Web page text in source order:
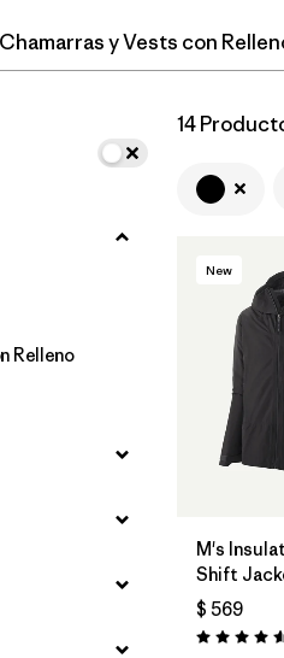
Filtrar por
Color 1
Filtrar por
Features &
Filtrar por
Materials & Fabric
Chamarras y Vests con
Relleno
14
New
M's
Shift
$ 569
Valoración: